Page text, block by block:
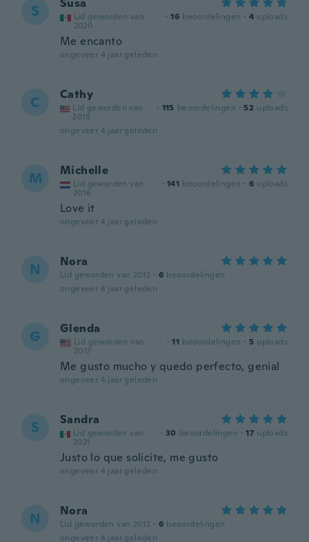
S Susa
Lid geworden van
2020
· 16 beoordelingen · 4 uploads
Me encanto
ongeveer 4 jaar geleden
C Cathy
Lid geworden van
2018
· 115 beoordelingen · 52 uploads
ongeveer 4 jaar geleden
M Michelle
Lid geworden van
2016
· 141 beoordelingen · 6 uploads
Love it
ongeveer 4 jaar geleden
N Nora
Lid geworden van 2012 · 6 beoordelingen
ongeveer 4 jaar geleden
G Glenda
Lid geworden van
2017
· 11 beoordelingen · 5 uploads
Me gusto mucho y quedo perfecto, genial
ongeveer 4 jaar geleden
S Sandra
Lid geworden van
2021
· 30 beoordelingen · 17 uploads
Justo lo que solicite, me gusto
ongeveer 4 jaar geleden
N Nora
Lid geworden van 2012 · 6 beoordelingen
ongeveer 4 jaar geleden